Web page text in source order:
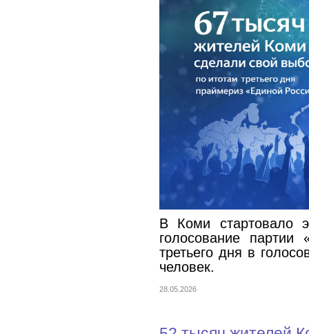
В Коми стартовало
голосование
третьего дня в
человек.
28.05.2026